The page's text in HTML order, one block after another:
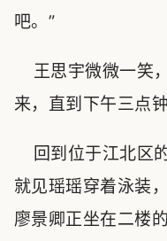
吧。”
王思宇微微一笑
来，直到下午三点
回到位于江北区
就见瑶瑶穿着泳装
廖景卿正坐在二楼